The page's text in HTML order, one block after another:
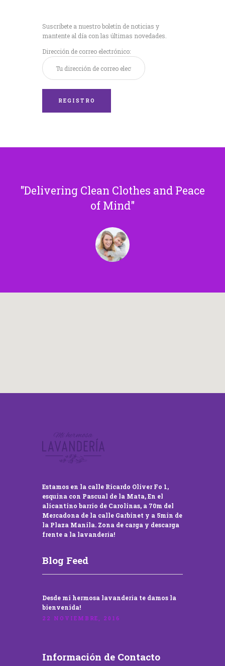
Suscríbete a nuestro boletín de noticias y
mantente al día con las últimas novedades.
Dirección de correo electrónico:
Delivering Clean Clothes and Peace
of Mind
Estamos en la calle Ricardo Oliver Fo 1,
esquina con Pascual de la Mata, En el
alicantino barrio de Carolinas, a 70m del
Mercadona de la calle Garbinet y a 5min de
la Plaza Manila. Zona de carga y descarga
frente a la lavandería!
Blog Feed
Desde mi hermosa lavandería te damos la
bienvenida!
22 NOVIEMBRE, 2016
Información de Contacto